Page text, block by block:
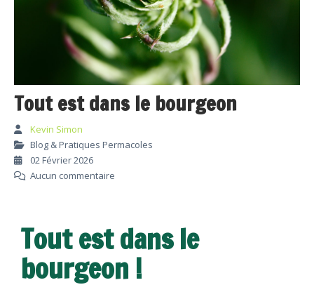
Tout est dans le bourgeon
Kevin Simon
Blog & Pratiques Permacoles
02 Février 2026
Aucun commentaire
Tout est dans le
bourgeon !